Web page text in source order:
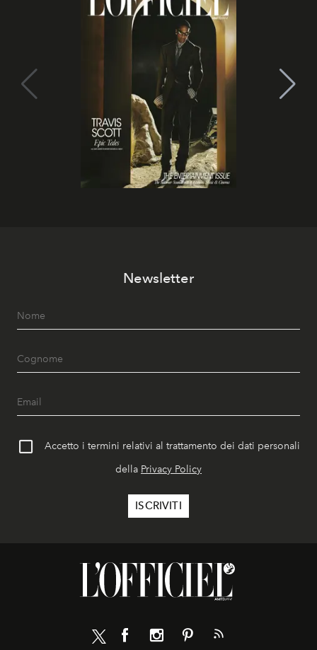
Newsletter
Accetto i termini relativi al trattamento dei dati personali
della Privacy Policy